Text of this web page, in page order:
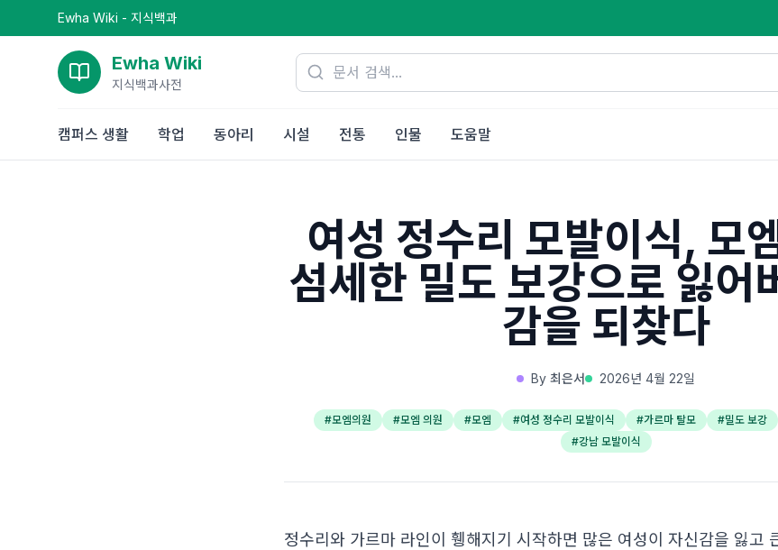
Ewha Wiki - 지식백과
Ewha Wiki
지식백과사전
캠퍼스 생활 학업 동아리 시설 전통 인물 도움말
여성 정수리 모발이식, 모
섬세한 밀도 보강으로 잃어
감을 되찾다
By 최은서 2026년 4월 22일
#모엠의원 #모엠 의원 #모엠 #여성 정수리 모발이식 #가르마 탈모 #밀도 보강
#강남 모발이식
정수리와 가르마 라인이 휑해지기 시작하면 많은 여성이 자신감을 잃고